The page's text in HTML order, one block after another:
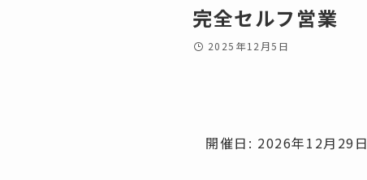
完全セルフ営業
2025年12月5日
開催日: 2026年12月29日